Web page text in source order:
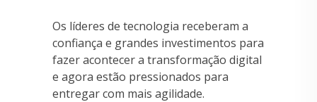
Os líderes de tecnologia receberam a
confiança e grandes investimentos para
fazer acontecer a transformação digital
e agora estão pressionados para
entregar com mais agilidade.